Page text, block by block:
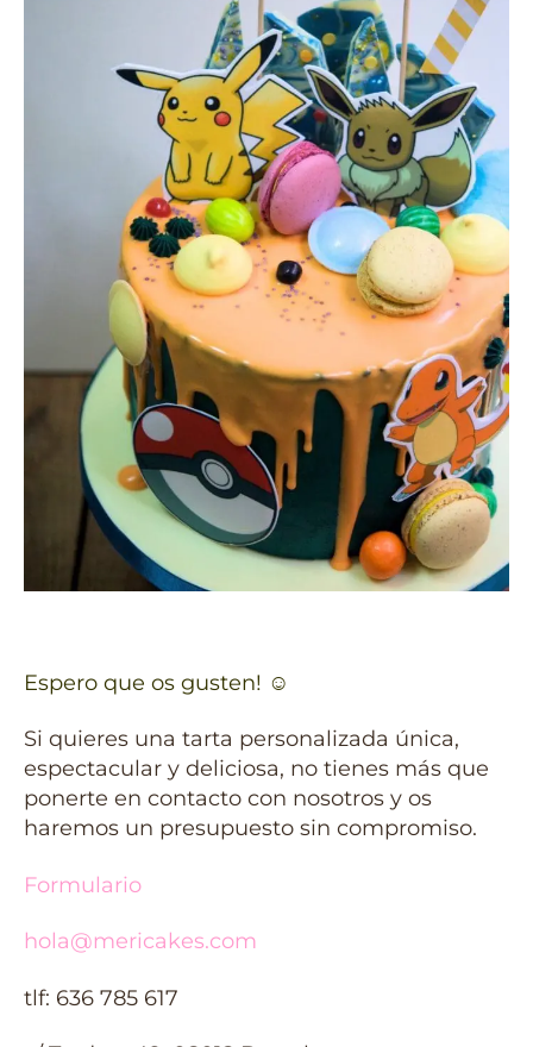
Espero que os gusten! ☺
Si quieres una tarta personalizada única,
espectacular y deliciosa, no tienes más que
ponerte en contacto con nosotros y os
haremos un presupuesto sin compromiso.
Formulario
hola@mericakes.com
tlf: 636 785 617